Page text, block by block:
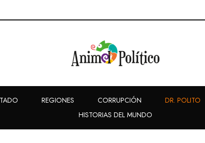
REGIONES CORRUPCIÓN DR. POLITO
HISTORIAS DEL MUNDO